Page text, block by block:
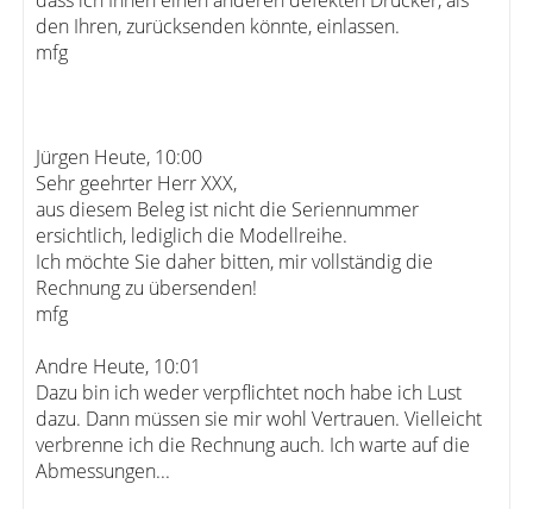
den Ihren, zurücksenden könnte, einlassen.
mfg
Jürgen Heute, 10:00
Sehr geehrter Herr XXX,
aus diesem Beleg ist nicht die Seriennummer
ersichtlich, lediglich die Modellreihe.
Ich möchte Sie daher bitten, mir vollständig die
Rechnung zu übersenden!
mfg
Andre Heute, 10:01
Dazu bin ich weder verpflichtet noch habe ich Lust
dazu. Dann müssen sie mir wohl Vertrauen. Vielleicht
verbrenne ich die Rechnung auch. Ich warte auf die
Abmessungen...